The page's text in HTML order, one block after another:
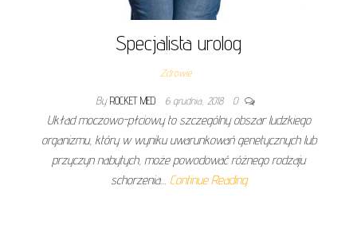
Specjalista urolog
Zdrowie
By ROCKET MED 6 grudnia, 2018 0
Układ moczowo-płciowy to szczególny obszar ludzkiego
organizmu, który w wyniku uwarunkowań genetycznych lub
przyczyn nabytych, może powodować różnego rodzaju
schorzenia… Continue Reading